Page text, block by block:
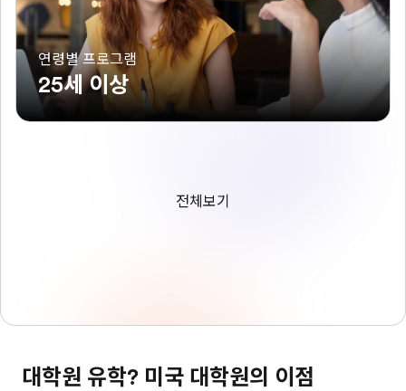
연령별 프로그램
25세 이상
전체보기
대학원 유학? 미국 대학원의 이점